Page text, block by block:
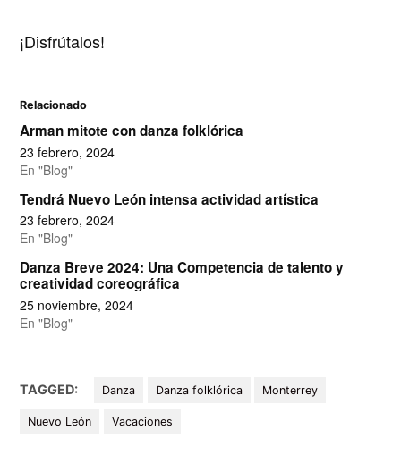
¡Disfrútalos!
Relacionado
Arman mitote con danza folklórica
23 febrero, 2024
En "Blog"
Tendrá Nuevo León intensa actividad artística
23 febrero, 2024
En "Blog"
Danza Breve 2024: Una Competencia de talento y
creatividad coreográfica
25 noviembre, 2024
En "Blog"
TAGGED: Danza Danza folklórica Monterrey
Nuevo León Vacaciones